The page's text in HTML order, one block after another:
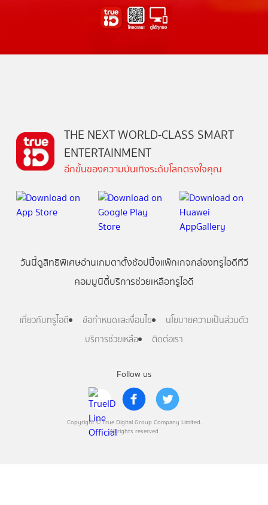
Follow us
Copyright © True Digital Group Company Limited.
All rights reserved
THE NEXT WORLD-CLASS SMART
ENTERTAINMENT
อีกขั้นของความบันเทิงระดับโลกตรงใจคุณ
วันนี้ดูสิทธิพิเศษอ่านเกมตาตั้งช้อปปิ้งแพ็กเกจกล่องทรูไอดีทีวี
คอมมูนิตี้บริการช่วยเหลือทรูไอดี
เกี่ยวกับทรูไอดี ข้อกำหนดและเงื่อนไข
นโยบายความเป็นส่วนตัว
บริการช่วยเหลือ
ติดต่อเรา